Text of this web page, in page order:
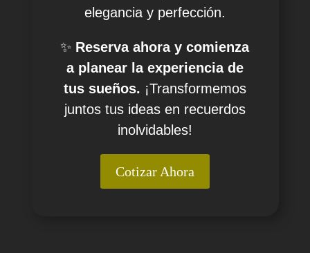
elegancia y perfección.
✨ Reserva ahora y comienza
a planear la experiencia de
tus sueños. ¡Transformemos
juntos tus ideas en recuerdos
inolvidables!
Cotizar Ahora